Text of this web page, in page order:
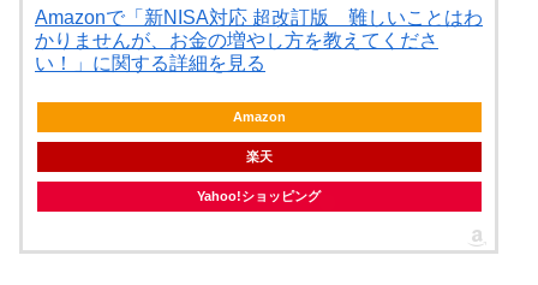
Amazonで「新NISA対応 超改訂版 難しいことはわ
かりませんが、お金の増やし方を教えてくださ
い！」に関する詳細を見る
Amazon
楽天
Yahoo!ショッピング